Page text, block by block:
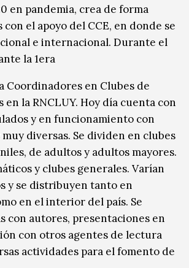
en pandemia, crea de forma
el apoyo del CCE, en donde se
e internacional. Durante el
la 1era
Coordinadores en Clubes de
la RNCLUY. Hoy día cuenta con
y en funcionamiento con
diversas. Se dividen en clubes
de adultos y adultos mayores.
y clubes generales. Varían
y se distribuyen tanto en
en el interior del país. Se
con autores, presentaciones en
con otros agentes de lectura
actividades para el fomento de